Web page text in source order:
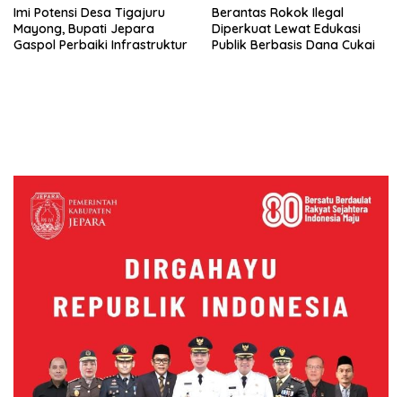
Imi Potensi Desa Tigajuru
Mayong, Bupati Jepara
Gaspol Perbaiki Infrastruktur
Berantas Rokok Ilegal
Diperkuat Lewat Edukasi
Publik Berbasis Dana Cukai